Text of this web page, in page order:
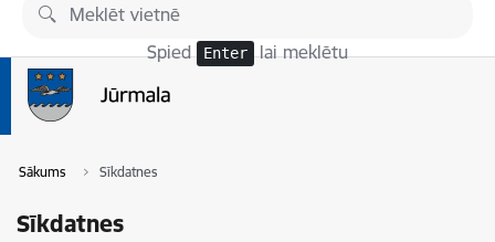
Pāriet uz lapas saturu
Spied Enter lai meklētu
Sākums Sīkdatnes
Sīkdatnes